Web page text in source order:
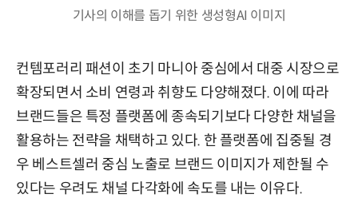
기사의 이해를 돕기 위한 생성형AI 이미지
컨템포러리 패션이 초기 마니아 중심에서 대중 시장으로
확장되면서 소비 연령과 취향도 다양해졌다. 이에 따라
브랜드들은 특정 플랫폼에 종속되기보다 다양한 채널을
활용하는 전략을 채택하고 있다. 한 플랫폼에 집중될 경
우 베스트셀러 중심 노출로 브랜드 이미지가 제한될 수
있다는 우려도 채널 다각화에 속도를 내는 이유다.